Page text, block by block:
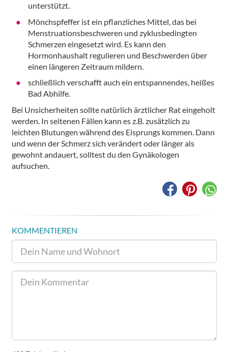
unterstützt.
Mönchspfeffer ist ein pflanzliches Mittel, das bei
Menstruationsbeschweren und zyklusbedingten
Schmerzen eingesetzt wird. Es kann den
Hormonhaushalt regulieren und Beschwerden über
einen längeren Zeitraum mildern.
schließlich verschafft auch ein entspannendes, heißes
Bad Abhilfe.
Bei Unsicherheiten sollte natürlich ärztlicher Rat eingeholt
werden. In seltenen Fällen kann es z.B. zusätzlich zu
leichten Blutungen während des Eisprungs kommen. Dann
und wenn der Schmerz sich verändert oder länger als
gewohnt andauert, solltest du den Gynäkologen
aufsuchen.
KOMMENTIEREN